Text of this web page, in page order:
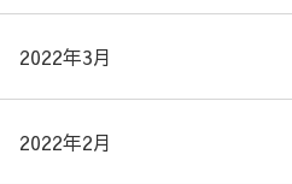
2022年3月
2022年2月